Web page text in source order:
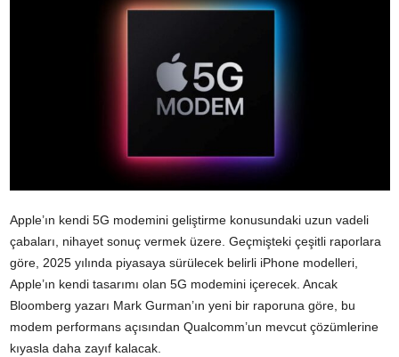
Apple’ın kendi 5G modemini geliştirme konusundaki uzun vadeli
çabaları, nihayet sonuç vermek üzere. Geçmişteki çeşitli raporlara
göre, 2025 yılında piyasaya sürülecek belirli iPhone modelleri,
Apple’ın kendi tasarımı olan 5G modemini içerecek. Ancak
Bloomberg yazarı Mark Gurman’ın yeni bir raporuna göre, bu
modem performans açısından Qualcomm’un mevcut çözümlerine
kıyasla daha zayıf kalacak.